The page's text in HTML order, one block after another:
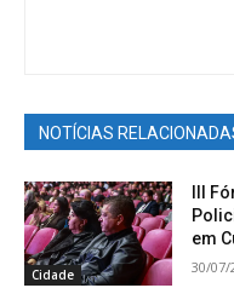
NOTÍCIAS
Cidade
III
em
30/07/